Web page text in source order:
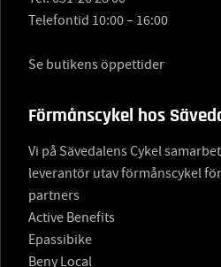
Telefontid 10:00 – 16:00
Se butikens öppettider
Förmånscykel hos
Vi på Sävedalens Cykel
leverantör utav förmånscykel
partners
Active Benefits
Epassibike
Beny Local